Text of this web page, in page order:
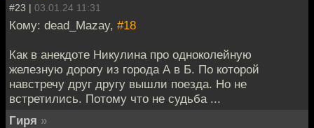
#23 | 03.01.24 11:31
Кому: dead_Mazay, #18
Как в анекдоте Никулина про одноколейную
железную дорогу из города А в Б. По которой
навстречу друг другу вышли поезда. Но не
встретились. Потому что не судьба ...
Гиря »